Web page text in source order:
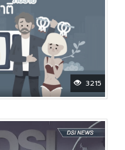
3215